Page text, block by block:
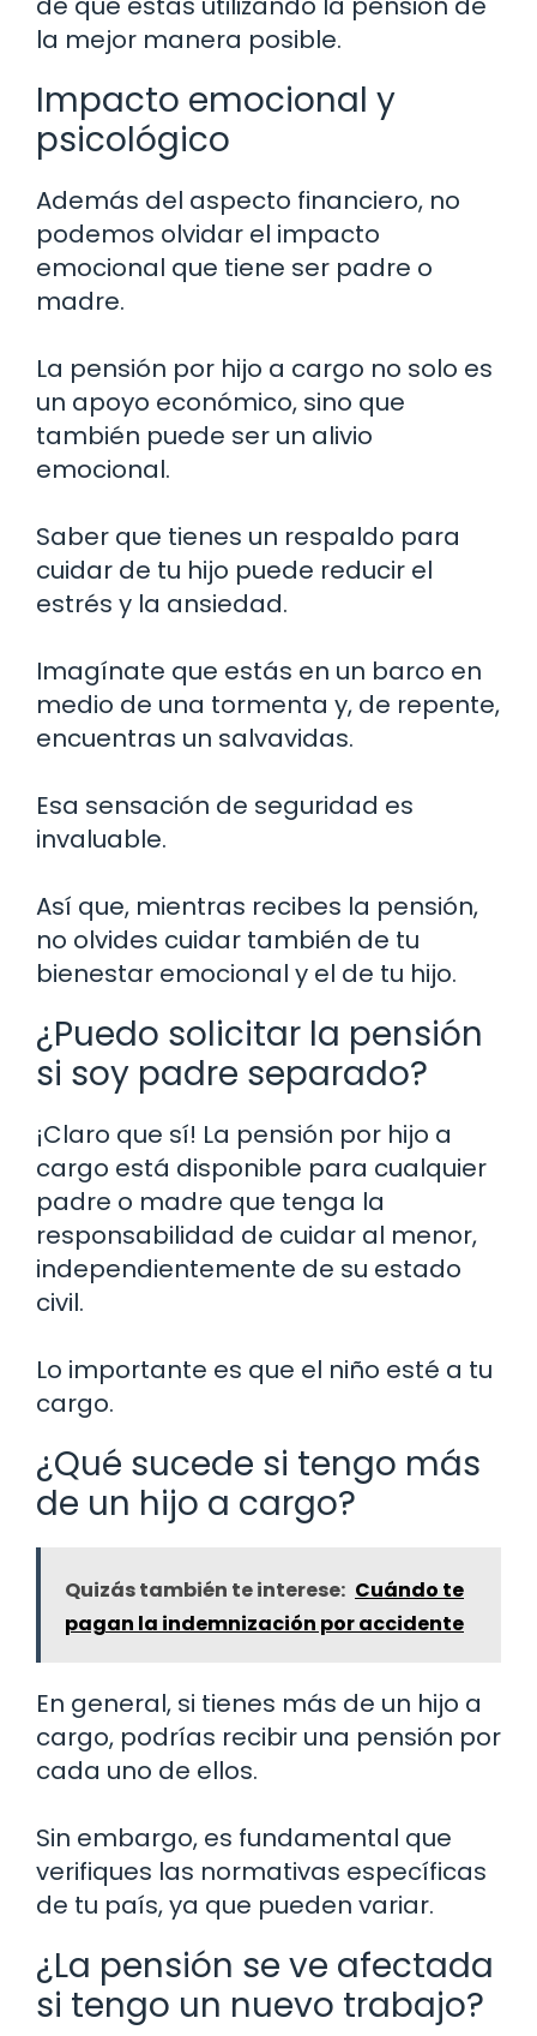
la mejor manera posible.
Impacto emocional y
psicológico
Además del aspecto financiero, no
podemos olvidar el impacto
emocional que tiene ser padre o
madre.
La pensión por hijo a cargo no solo es
un apoyo económico, sino que
también puede ser un alivio
emocional.
Saber que tienes un respaldo para
cuidar de tu hijo puede reducir el
estrés y la ansiedad.
Imagínate que estás en un barco en
medio de una tormenta y, de repente,
encuentras un salvavidas.
Esa sensación de seguridad es
invaluable.
Así que, mientras recibes la pensión,
no olvides cuidar también de tu
bienestar emocional y el de tu hijo.
¿Puedo solicitar la pensión
si soy padre separado?
¡Claro que sí! La pensión por hijo a
cargo está disponible para cualquier
padre o madre que tenga la
responsabilidad de cuidar al menor,
independientemente de su estado
civil.
Lo importante es que el niño esté a tu
cargo.
¿Qué sucede si tengo más
de un hijo a cargo?
Quizás también te interese: Cuándo te
pagan la indemnización por accidente
En general, si tienes más de un hijo a
cargo, podrías recibir una pensión por
cada uno de ellos.
Sin embargo, es fundamental que
verifiques las normativas específicas
de tu país, ya que pueden variar.
¿La pensión se ve afectada
si tengo un nuevo trabajo?